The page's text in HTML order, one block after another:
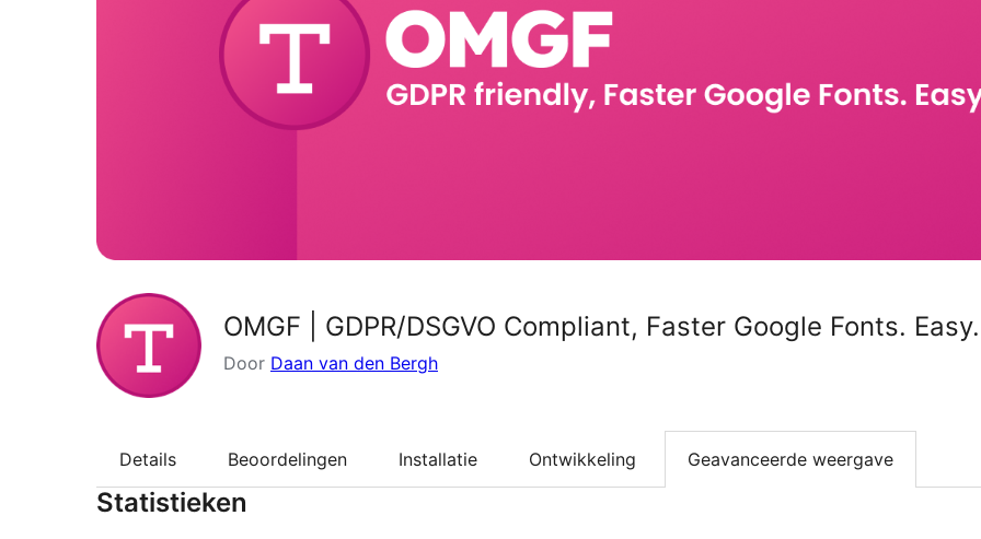
OMGF | GDPR/DSGVO Compliant, Faster Google Fonts. Easy.
Door Daan van den Bergh
Details Beoordelingen Installatie Ontwikkeling Geavanceerde weergave
Statistieken